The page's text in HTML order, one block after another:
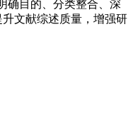
确目的、分类整合、深
文献综述质量，增强研